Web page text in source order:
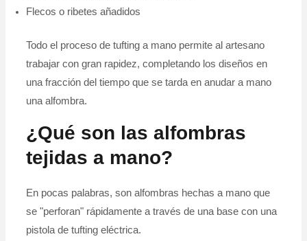
Flecos o ribetes añadidos
Todo el proceso de tufting a mano permite al artesano
trabajar con gran rapidez, completando los diseños en
una fracción del tiempo que se tarda en anudar a mano
una alfombra.
¿Qué son las alfombras
tejidas a mano?
En pocas palabras, son alfombras hechas a mano que
se "perforan" rápidamente a través de una base con una
pistola de tufting eléctrica.